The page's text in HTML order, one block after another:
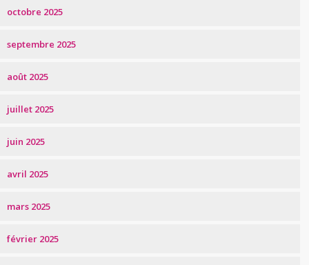
octobre 2025
septembre 2025
août 2025
juillet 2025
juin 2025
avril 2025
mars 2025
février 2025